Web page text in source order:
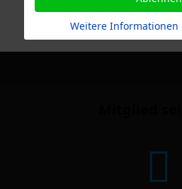
Weitere Informationen